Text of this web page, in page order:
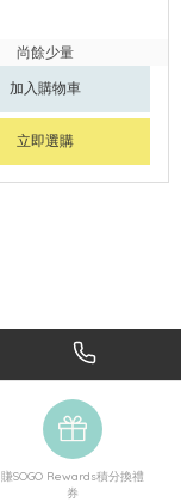
尚餘少量
加入購物車
立即選購
賺SOGO Rewards積分換禮
券